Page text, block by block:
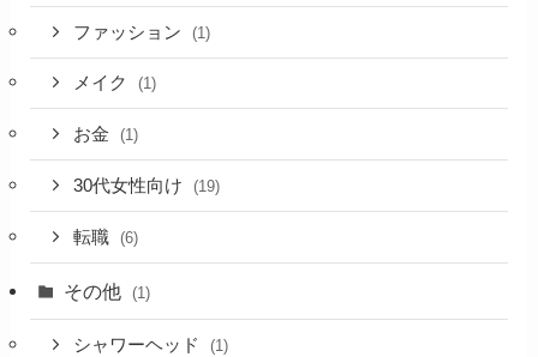
ファッション (1)
メイク (1)
お金 (1)
30代女性向け (19)
転職 (6)
その他 (1)
シャワーヘッド (1)